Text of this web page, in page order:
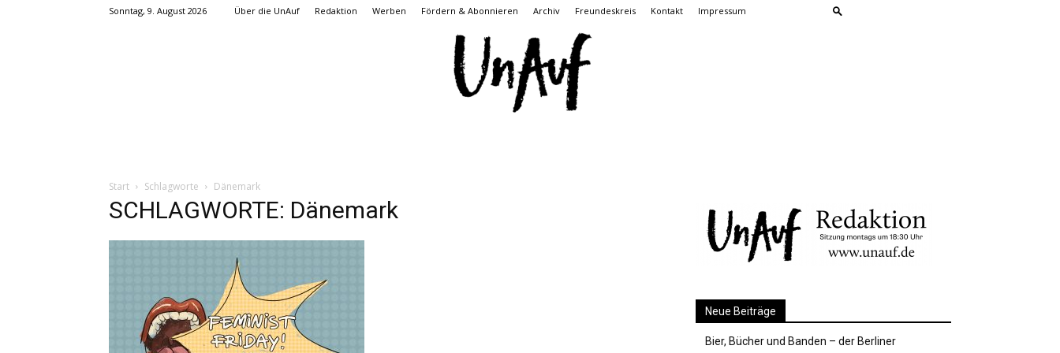
Sonntag, 9. August 2026 Über die UnAuf Redaktion Werben Fördern & Abonnieren Archiv Freundeskreis Kontakt Impressum
Start Schlagworte Dänemark
SCHLAGWORTE: Dänemark
Neue Beiträge
Bier, Bücher und Banden – der Berliner